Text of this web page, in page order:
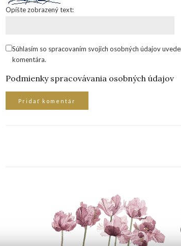
Opíšte zobrazený text:
Súhlasím so spracovaním svojich osobných údajov
komentára.
Podmienky spracovávania osobných údajov